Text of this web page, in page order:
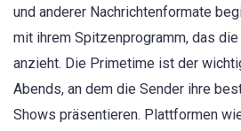
und anderer Nachrichtenformate
mit ihrem Spitzenprogramm, das
anzieht. Die Primetime ist der
Abends, an dem die Sender ihre
Shows präsentieren. Plattformen